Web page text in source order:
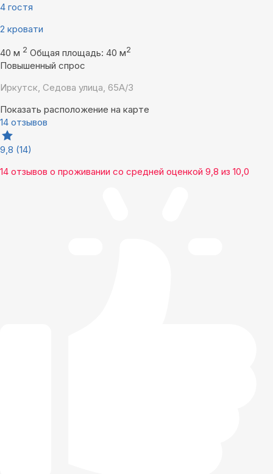
4 гостя
2 кровати
40 м 2 Общая площадь: 40 м2
Повышенный спрос
Иркутск, Седова улица, 65А/3
Показать расположение на карте
14 отзывов
9,8 (14)
14 отзывов о проживании со средней оценкой 9,8 из 10,0